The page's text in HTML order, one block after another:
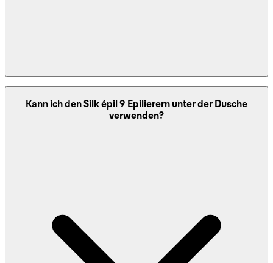
manche Menschen schmerzhaft sein, da die Haare an der
Wurzel entfernt werden. Die meisten Nutzerinnen
Kann ich den Silk épil 9 Epilierern unter der Dusche
verwenden?